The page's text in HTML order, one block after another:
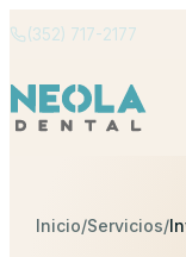
(352) 717-2177
Inicio/Servicios/